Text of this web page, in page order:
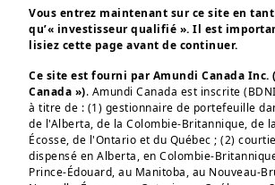
Nos encours sous gestion
un nouveau plus haut
Découvrez l’ensemble de
du 2nd trimestre 2024 sur
Corporate
Vous entrez maintenant sur ce site en tant
qu’« investisseur qualifié ». Il est
lisiez cette page avant de continuer.
Ce site est fourni par Amundi Canada Inc.
Canada »). Amundi Canada est inscrite
à titre de : (1) gestionnaire de portefeuille
de l'Alberta, de la Colombie-Britannique, de
Écosse, de l'Ontario et du Québec ; (2)
dispensé en Alberta, en Colombie-
Prince-Édouard, au Manitoba, au Nouveau-
investisseurs “Professionnels” au sens
2004/39/CE du 21 avril 2004 « MIF »  et
et suivants du Règlement Général de
s’adressent pas au grand public ou aux
professionnels au sens de toute
aux “US Persons”, telle que cette
par la «Regulation S» de la Securities
Commission en vertu du U.S. Securities